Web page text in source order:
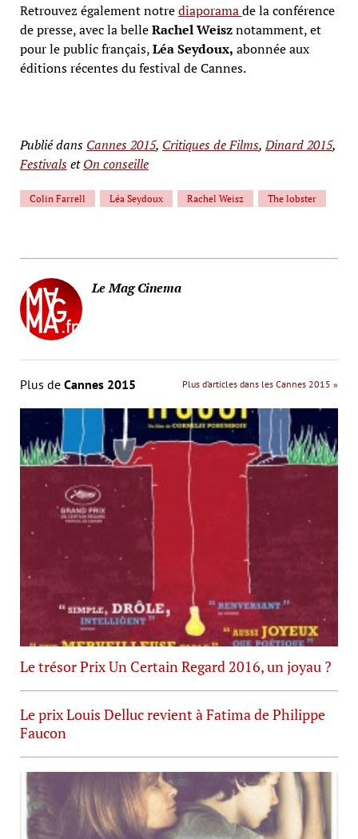
Retrouvez également notrediaporamade la conférence
de presse, avec la belleRachel Weisznotamment, et
pour le public français,Léa Seydoux, abonnée aux
éditions récentes du festival de Cannes.
Publié dans Cannes 2015, Critiques de Films,Dinard 2015,
FestivalsetOn conseille
Colin Farrell Léa Seydoux Rachel Weisz The lobster
Le Mag Cinema
Plus de Cannes 2015 Plus d’articles dans les Cannes 2015 »
Le trésor Prix Un Certain Regard 2016, un joyau ?
Le prix Louis Delluc revient à Fatima de Philippe
Faucon